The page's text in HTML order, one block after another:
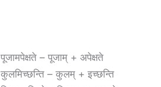
पूजामपेक्षते – पूजाम् + अपेक्षते
कुलमिच्छन्ति – कुलम् + इच्छन्ति